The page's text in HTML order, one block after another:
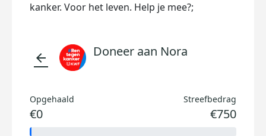
kanker. Voor het leven. Help je mee?;
arrow_back Doneer aan Nora
Opgehaald
€0
Streefbedrag
€750